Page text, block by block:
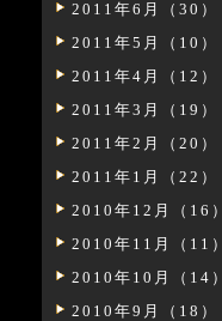
2011年6月（30）
2011年5月（10）
2011年4月（12）
2011年3月（19）
2011年2月（20）
2011年1月（22）
2010年12月（16）
2010年11月（11）
2010年10月（14）
2010年9月（18）